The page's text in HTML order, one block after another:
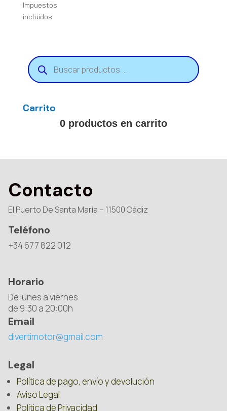
Impuestos
incluidos
Búsqueda
de
productos
Carrito
0 productos en carrito
Contacto
El Puerto De Santa María – 11500 Cádiz
Teléfono
+34 677 822 012
Horario
De lunes a viernes
de 9:30 a 20:00h
Email
divertimotor@gmail.com
Legal
Política de pago, envío y devolución
Aviso Legal
Política de Privacidad